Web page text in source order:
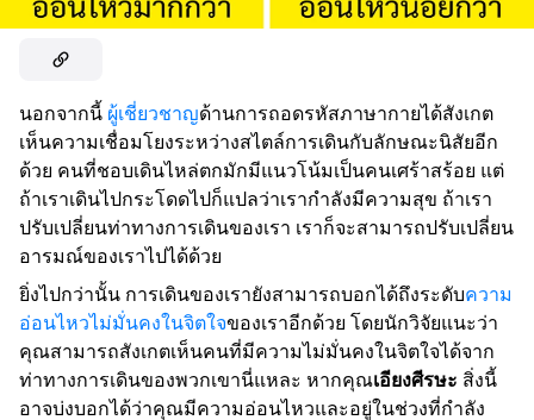
นอกจากนี้ ผู้เชี่ยวชาญด้านการถอดรหัสภาษากายได้สังเกต
เห็นความเชื่อมโยงระหว่างสไตล์การเดินกับลักษณะนิสัยอีก
ด้วย คนที่ชอบเดินไหล่ตกมักมีแนวโน้มเป็นคนเศร้าสร้อย แต่
ถ้าเราเดินไปกระโดดไปก็แปลว่าเรากำลังมีความสุข ถ้าเรา
ปรับเปลี่ยนท่าทางการเดินของเรา เราก็จะสามารถปรับเปลี่ยน
อารมณ์ของเราไปได้ด้วย
ยิ่งไปกว่านั้น การเดินของเรายังสามารถบอกได้ถึงระดับความ
อ่อนไหวไม่มั่นคงในจิตใจของเราอีกด้วย โดยนักวิจัยแนะว่า
คุณสามารถสังเกตเห็นคนที่มีความไม่มั่นคงในจิตใจได้จาก
ท่าทางการเดินของพวกเขานี่แหละ หากคุณเอียงศีรษะ สิ่งนี้
อาจบ่งบอกได้ว่าคุณมีความอ่อนไหวและอยู่ในช่วงที่กำลัง